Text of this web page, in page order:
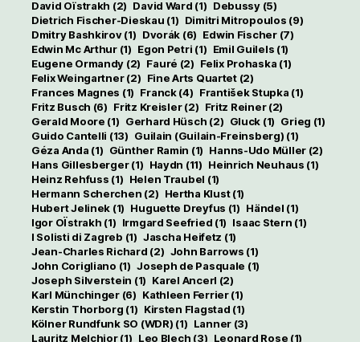
David Oïstrakh (2) David Ward (1) Debussy(5)
Dietrich Fischer-Dieskau (1) Dimitri Mitropoulos (9)
Dmitry Bashkirov(1) Dvorák (6) Edwin Fischer(7)
Edwin Mc Arthur(1) Egon Petri (1) Emil Guilels (1)
Eugene Ormandy (2) Fauré (2) Felix Prohaska (1)
Felix Weingartner(2) Fine Arts Quartet(2)
Frances Magnes (1) Franck(4) František Stupka (1)
Fritz Busch (6) Fritz Kreisler(2) Fritz Reiner(2)
Gerald Moore (1) Gerhard Hüsch (2) Gluck (1) Grieg (1)
Guido Cantelli (13) Guilain (Guilain-Freinsberg) (1)
Géza Anda (1) Günther Ramin (1) Hanns-Udo Müller (2)
Hans Gillesberger(1) Haydn (11) Heinrich Neuhaus (1)
Heinz Rehfuss (1) Helen Traubel (1)
Hermann Scherchen (2) Hertha Klust(1)
Hubert Jelinek (1) Huguette Dreyfus (1) Händel (1)
Igor OÏstrakh (1) Irmgard Seefried (1) Isaac Stern (1)
I Solisti di Zagreb (1) Jascha Heifetz (1)
Jean-Charles Richard (2) John Barrows (1)
John Corigliano (1) Joseph de Pasquale (1)
Joseph Silverstein (1) Karel Ancerl (2)
Karl Münchinger(6) Kathleen Ferrier(1)
Kerstin Thorborg (1) Kirsten Flagstad (1)
Kölner Rundfunk SO (WDR) (1) Lanner (3)
Lauritz Melchior(1) Leo Blech (3) Leonard Rose (1)